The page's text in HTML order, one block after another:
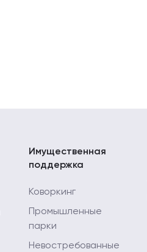
Имущественная
поддержка
Коворкинг
Промышленные
парки
Невостребованные